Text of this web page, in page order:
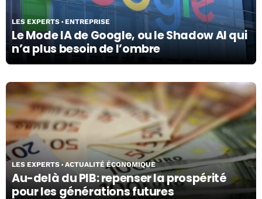
Le Mode IA de Google, ou le Shadow AI qui
n’a plus besoin de l’ombre
LES EXPERTS ENTREPRISE
Au-delà du PIB: repenser la prospérité
pour les générations futures
LES EXPERTS ACTUALITÉ ÉCONOMIQUE
07/08/26